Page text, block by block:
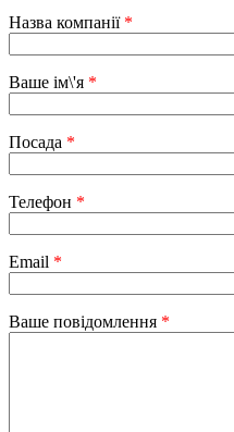
Назва компанії *
Ваше ім\'я *
Посада *
Телефон *
Email *
Ваше повідомлення *